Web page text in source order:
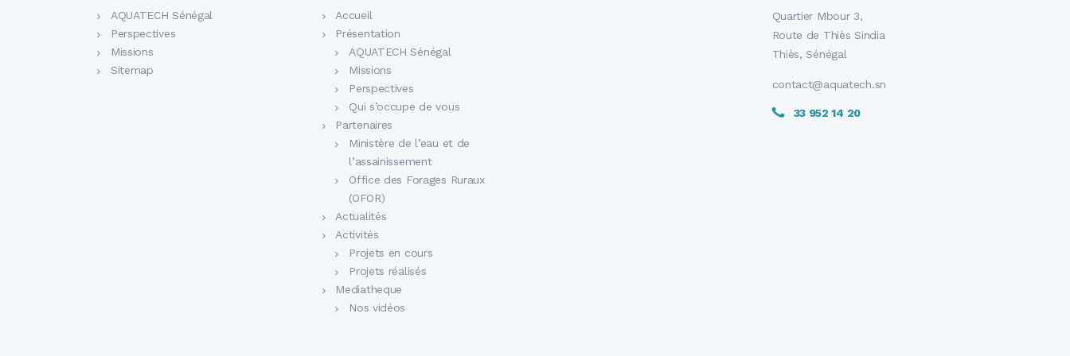
AQUATECH Sénégal
Perspectives
Missions
Sitemap
Accueil
Présentation
AQUATECH Sénégal
Missions
Perspectives
Qui s’occupe de vous
Partenaires
Ministère de l’eau et de
l’assainissement
Office des Forages Ruraux
(OFOR)
Actualités
Activités
Projets en cours
Projets réalisés
Mediatheque
Nos vidéos
Quartier Mbour 3,
Route de Thiès Sindia
Thiès, Sénégal
contact@aquatech.sn
33 952 14 20